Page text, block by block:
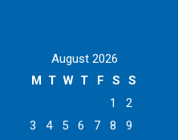
August 2026
M T W T F S
S
1
2
3
4 5 6 7 8
9